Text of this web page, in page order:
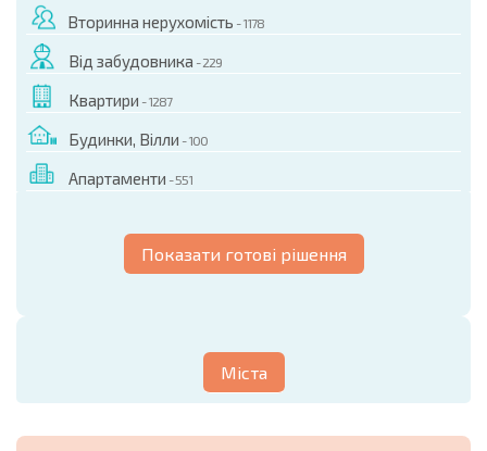
Вторинна нерухомість - 1178
Від забудовника - 229
Квартири - 1287
Будинки, Вілли - 100
Апартаменти - 551
Показати готові рішення
Міста